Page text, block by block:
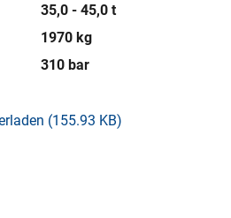
35,0 - 45,0 t
1970 kg
310 bar
(155.93 KB)